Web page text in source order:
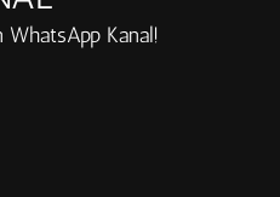
Kanal!